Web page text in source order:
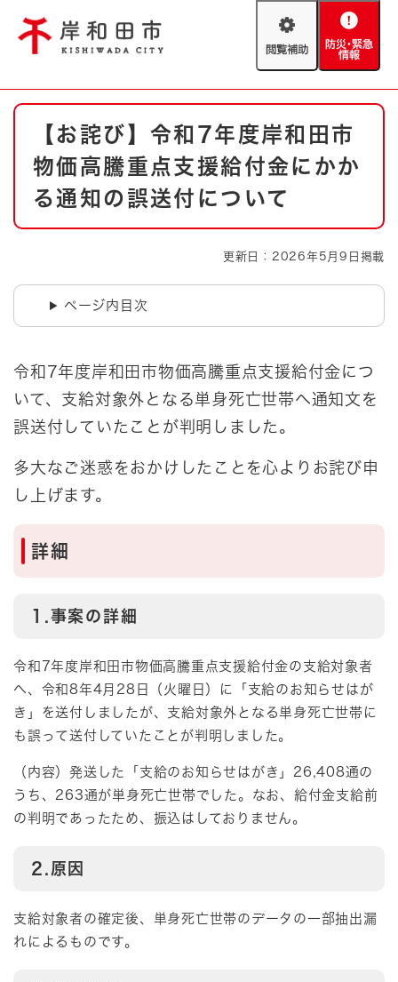
閲
助
防
緊
情
やさしい日本語
文字サイズ 標準 拡大
防災・緊急情報 救急・消防
ハザードマップ AED設置箇所
本
【お詫び】令和7年度岸和田市
物価高騰重点支援給付金にかか
る通知の誤送付について
更新日：2026年5月9日掲載
ページ内目次
令和7年度岸和田市物価高騰重点支援給付金につ
いて、支給対象外となる単身死亡世帯へ通知文を
誤送付していたことが判明しました。
多大なご迷惑をおかけしたことを心よりお詫び申
し上げます。
​詳細
1.事案の詳細
令和7年度岸和田市物価高騰重点支援給付金の支給対象者
へ、令和8年4月28日（火曜日）に「支給のお知らせはが
き」を送付しましたが、支給対象外となる単身死亡世帯に
も誤って送付していたことが判明しました。
（内容）発送した「支給のお知らせはがき」26,408通の
うち、263通が単身死亡世帯でした。なお、給付金支給前
の判明であったため、振込はしておりません。
2.原因
支給対象者の確定後、単身死亡世帯のデータの一部抽出漏
れによるものです。